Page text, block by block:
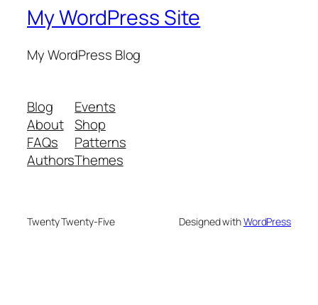
My WordPress Site
My WordPress Blog
Blog
About
FAQs
Authors
Events
Shop
Patterns
Themes
Twenty Twenty-Five Designed withWordPress